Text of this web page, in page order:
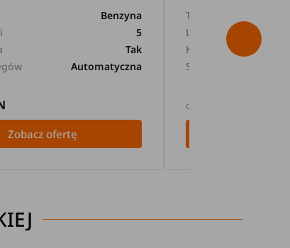
Benzyna
5
Tak
Automatyczna
Zobacz ofertę
Typ silnika
Liczba drzwi
Klimatyzacja
Skrzynia biegów
od